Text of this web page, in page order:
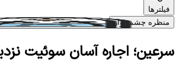
فیلترها
منظره چشم نواز
سرعین؛ اجاره آسان سوئیت